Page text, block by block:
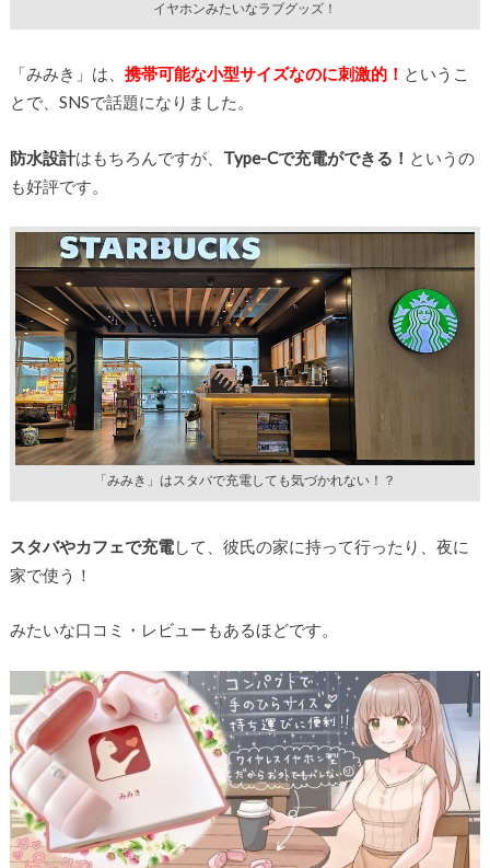
イヤホンみたいなラブグッズ！
「みみき」は、 携帯可能な小型サイズなのに刺激的！ というこ
とで、SNSで話題になりました。
防水設計はもちろんですが、 Type-Cで充電ができる！ というの
も好評です。
「みみき」はスタバで充電しても気づかれない！？
スタバやカフェで充電して、彼氏の家に持って行ったり、夜に
家で使う！
みたいな口コミ・レビューもあるほどです。